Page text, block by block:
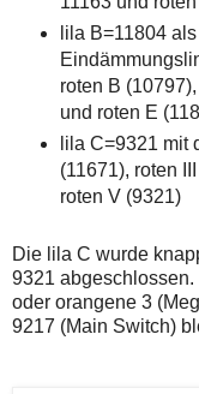
wallstreet-
online.de
verfügbar.
lila B=11804
roten B
und roten E
lila C=9321 mit
(11671), roten
roten V (9321)
Die lila C wurde
9321
oder orangene 3
9217 (Main Switch)